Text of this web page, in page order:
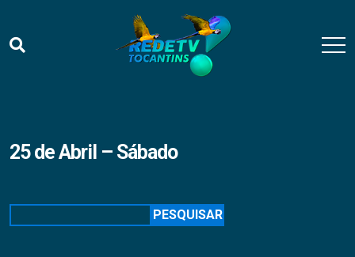
25 de Abril – Sábado
PESQUISAR